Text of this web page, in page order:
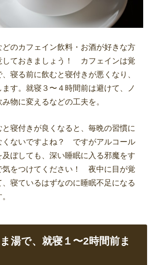
どのカフェイン飲料・お酒が好きな方
しておきましょう！ カフェインは覚
寝る前に飲むと寝付きが悪くなり、
す。就寝３〜４時間前は避けて、ノ
物に変えるなどの工夫を。
寝付きが良くなると、毎晩の習慣に
くないですよね？ ですがアルコール
ぼしても、深い睡眠に入る邪魔をす
気をつけてください！ 夜中に目が覚
寝ているはずなのに睡眠不足になる
湯で、就寝１〜2時間前ま